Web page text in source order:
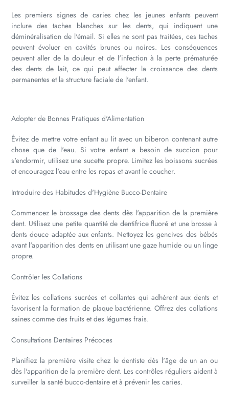
Les premiers signes de caries chez les jeunes enfants peuvent
inclure des taches blanches sur les dents, qui indiquent une
déminéralisation de l'émail. Si elles ne sont pas traitées, ces taches
peuvent évoluer en cavités brunes ou noires. Les conséquences
peuvent aller de la douleur et de l'infection à la perte prématurée
des dents de lait, ce qui peut affecter la croissance des dents
permanentes et la structure faciale de l'enfant.
Adopter de Bonnes Pratiques d'Alimentation
Évitez de mettre votre enfant au lit avec un biberon contenant autre
chose que de l'eau. Si votre enfant a besoin de succion pour
s'endormir, utilisez une sucette propre. Limitez les boissons sucrées
et encouragez l'eau entre les repas et avant le coucher.
Introduire des Habitudes d'Hygiène Bucco-Dentaire
Commencez le brossage des dents dès l'apparition de la première
dent. Utilisez une petite quantité de dentifrice fluoré et une brosse à
dents douce adaptée aux enfants. Nettoyez les gencives des bébés
avant l'apparition des dents en utilisant une gaze humide ou un linge
propre.
Contrôler les Collations
Évitez les collations sucrées et collantes qui adhèrent aux dents et
favorisent la formation de plaque bactérienne. Offrez des collations
saines comme des fruits et des légumes frais.
Consultations Dentaires Précoces
Planifiez la première visite chez le dentiste dès l'âge de un an ou
dès l'apparition de la première dent. Les contrôles réguliers aident à
surveiller la santé bucco-dentaire et à prévenir les caries.